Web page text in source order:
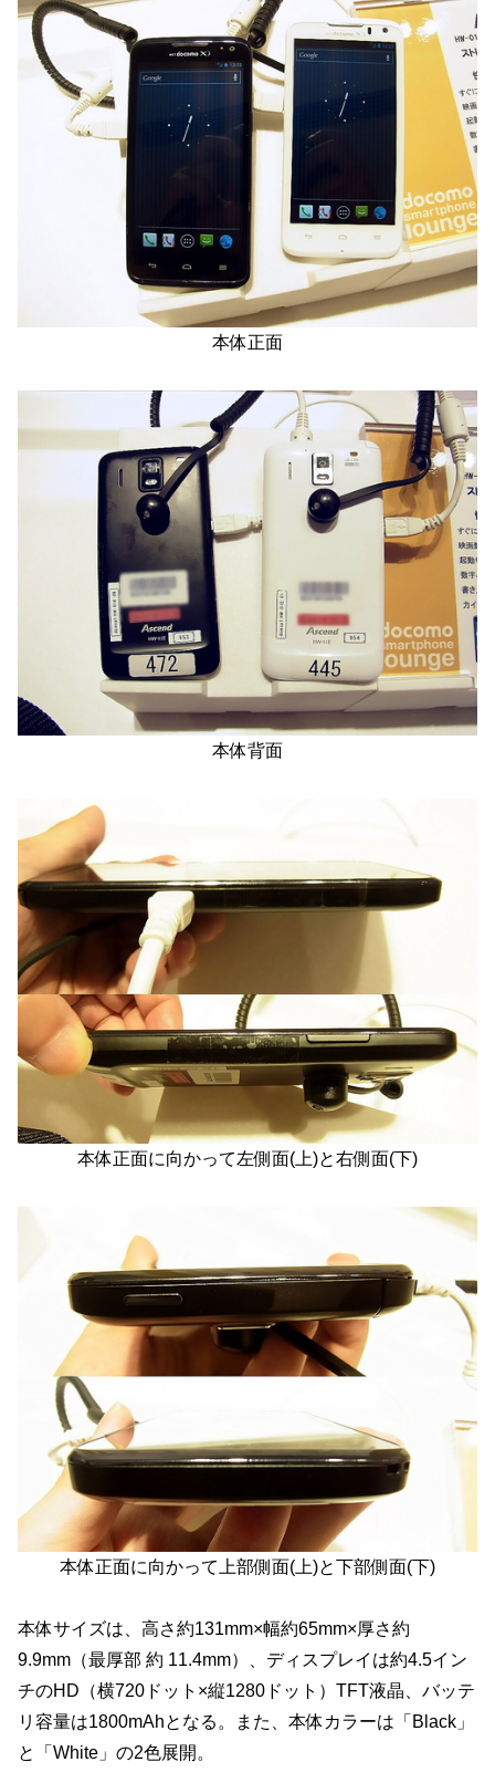
本体正面
本体背面
本体正面に向かって左側面(上)と右側面(下)
本体正面に向かって上部側面(上)と下部側面(下)
本体サイズは、高さ約131mm×幅約65mm×厚さ約
9.9mm（最厚部 約 11.4mm）、ディスプレイは約4.5イン
チのHD（横720ドット×縦1280ドット）TFT液晶、バッテ
リ容量は1800mAhとなる。また、本体カラーは「Black」
と「White」の2色展開。